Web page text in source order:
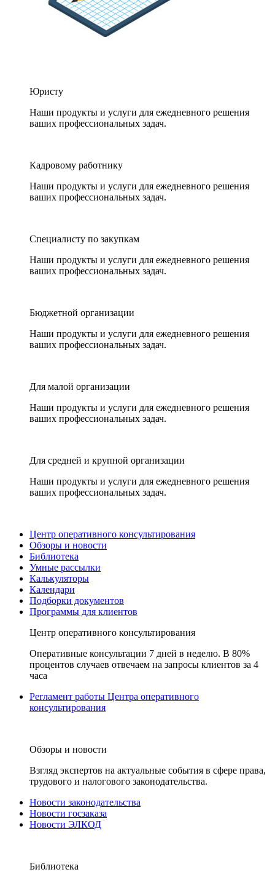
Юристу
Наши продукты и услуги для ежедневного решения
ваших профессиональных задач.
Кадровому работнику
Наши продукты и услуги для ежедневного решения
ваших профессиональных задач.
Специалисту по закупкам
Наши продукты и услуги для ежедневного решения
ваших профессиональных задач.
Бюджетной организации
Наши продукты и услуги для ежедневного решения
ваших профессиональных задач.
Для малой организации
Наши продукты и услуги для ежедневного решения
ваших профессиональных задач.
Для средней и крупной организации
Наши продукты и услуги для ежедневного решения
ваших профессиональных задач.
Центр оперативного консультирования
Обзоры и новости
Библиотека
Умные рассылки
Калькуляторы
Календари
Подборки документов
Программы для клиентов
Центр оперативного консультирования
Оперативные консультации 7 дней в неделю. В 80%
процентов случаев отвечаем на запросы клиентов за 4
часа
Регламент работы Центра оперативного
консультирования
Обзоры и новости
Взгляд экспертов на актуальные события в сфере права,
трудового и налогового законодательства.
Новости законодательства
Новости госзаказа
Новости ЭЛКОД
Библиотека